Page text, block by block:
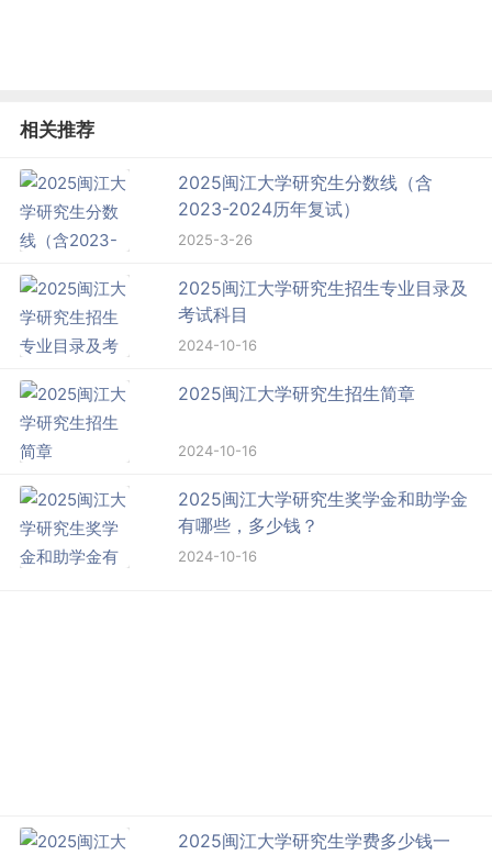
相关推荐
2025闽江大学研究生分数线（含
2023-2024历年复试）
2025-3-26
2025闽江大学研究生招生专业目录及
考试科目
2024-10-16
2025闽江大学研究生招生简章
2024-10-16
2025闽江大学研究生奖学金和助学金
有哪些，多少钱？
2024-10-16
2025闽江大学研究生学费多少钱一